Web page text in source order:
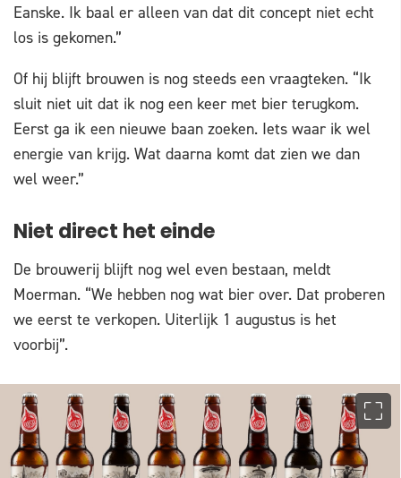
Eanske. Ik baal er alleen van dat dit concept niet echt
los is gekomen.”
Of hij blijft brouwen is nog steeds een vraagteken. “Ik
sluit niet uit dat ik nog een keer met bier terugkom.
Eerst ga ik een nieuwe baan zoeken. Iets waar ik wel
energie van krijg. Wat daarna komt dat zien we dan
wel weer.”
Niet direct het einde
De brouwerij blijft nog wel even bestaan, meldt
Moerman. “We hebben nog wat bier over. Dat proberen
we eerst te verkopen. Uiterlijk 1 augustus is het
voorbij”.